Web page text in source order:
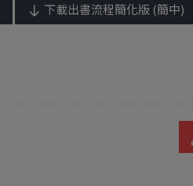
下載出書流程簡化版 (簡中)